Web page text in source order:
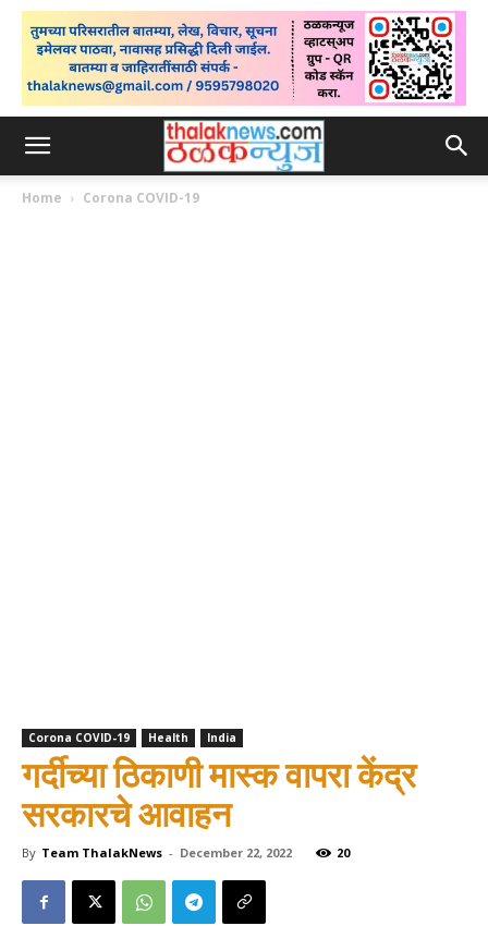
Home Corona COVID-19
Corona COVID-19 Health India
गर्दीच्या ठिकाणी मास्क वापरा केंद्र
सरकारचे आवाहन
By Team ThalakNews - December 22, 2022 20